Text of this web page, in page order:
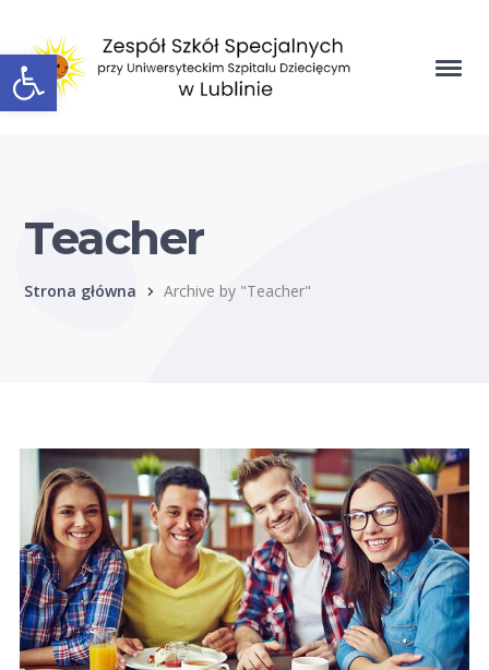
Open toolbar
Teacher
Strona główna Archive by "Teacher"